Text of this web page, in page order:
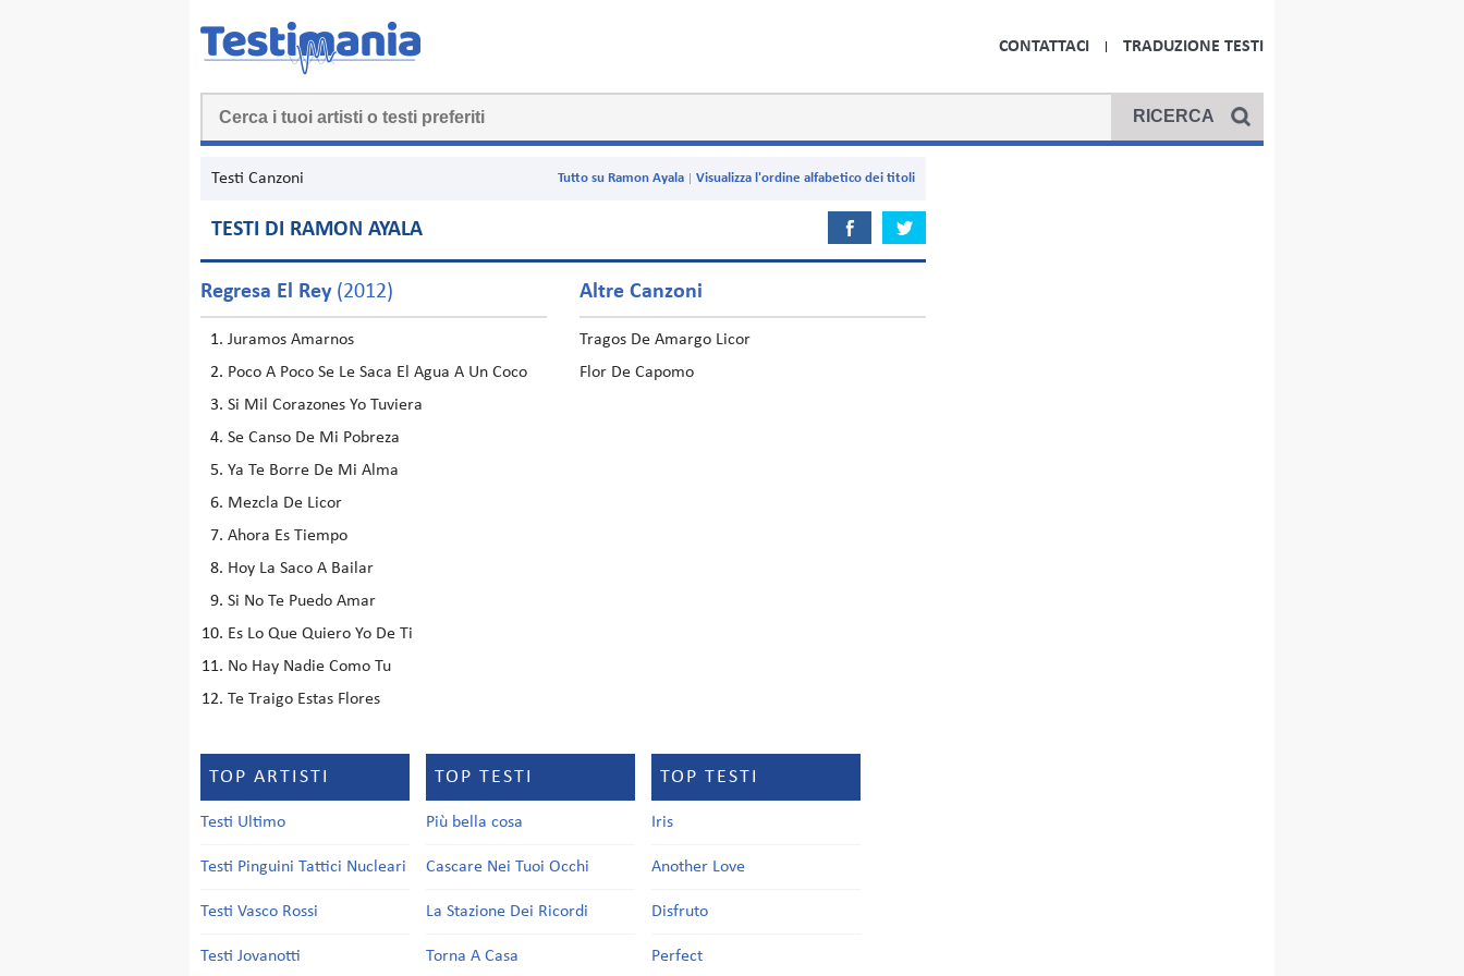
CONTATTACI TRADUZIONE TESTI
Testi Canzoni Visualizza l'ordine alfabetico dei titoli
Tutto su Ramon Ayala
TESTI DI RAMON AYALA
Regresa El Rey(2012)
Juramos Amarnos
Poco A Poco Se Le Saca El Agua A Un Coco
Si Mil Corazones Yo Tuviera
Se Canso De Mi Pobreza
Ya Te Borre De Mi Alma
Mezcla De Licor
Ahora Es Tiempo
Hoy La Saco A Bailar
Si No Te Puedo Amar
Es Lo Que Quiero Yo De Ti
No Hay Nadie Como Tu
Te Traigo Estas Flores
Altre Canzoni
Tragos De Amargo Licor
Flor De Capomo
TOP ARTISTI
Testi Ultimo
Testi Pinguini Tattici Nucleari
Testi Vasco Rossi
Testi Jovanotti
TOP TESTI
Più bella cosa
Cascare Nei Tuoi Occhi
La Stazione Dei Ricordi
Torna A Casa
TOP TESTI
Iris
Another Love
Disfruto
Perfect